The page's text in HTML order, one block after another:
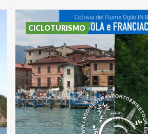
CICLOTURISMO